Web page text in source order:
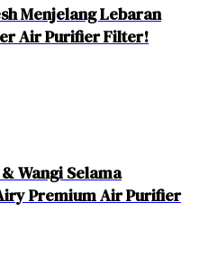
Menjelang Lebaran
Air Purifier Filter!
Wangi Selama
Premium Air Purifier